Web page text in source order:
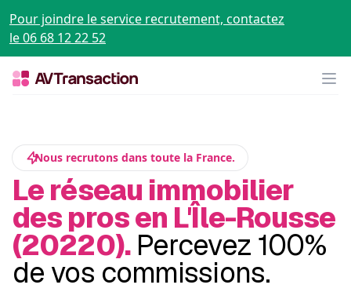
Pour joindre le service recrutement, contactez
le 06 68 12 22 52
Nous recrutons dans toute la France.
Le réseau immobilier
des pros en L'Île-Rousse
(20220). Percevez 100%
de vos commissions.